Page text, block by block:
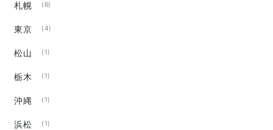
札幌 (6)
東京 (4)
松山 (1)
栃木 (1)
沖縄 (1)
浜松 (1)